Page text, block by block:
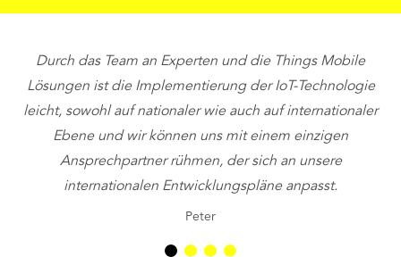
Durch das Team an Experten und die Things Mobile
Lösungen ist die Implementierung der IoT-Technologie
leicht, sowohl auf nationaler wie auch auf internationaler
Ebene und wir können uns mit einem einzigen
Ansprechpartner rühmen, der sich an unsere
internationalen Entwicklungspläne anpasst.
Peter